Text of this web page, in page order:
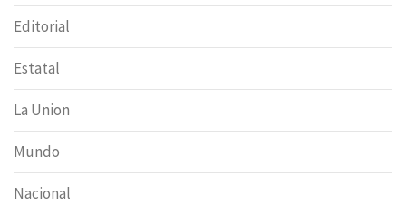
Editorial
Estatal
La Union
Mundo
Nacional